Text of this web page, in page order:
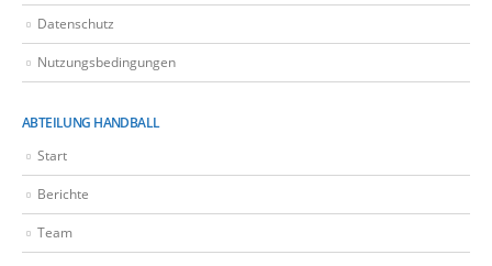
Datenschutz
Nutzungsbedingungen
ABTEILUNG HANDBALL
Start
Berichte
Team